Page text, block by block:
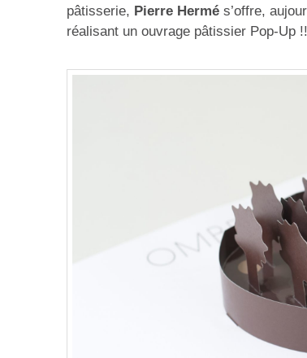
pâtisserie, Pierre Hermé s’offre,
réalisant un ouvrage pâtissier Pop-Up !!